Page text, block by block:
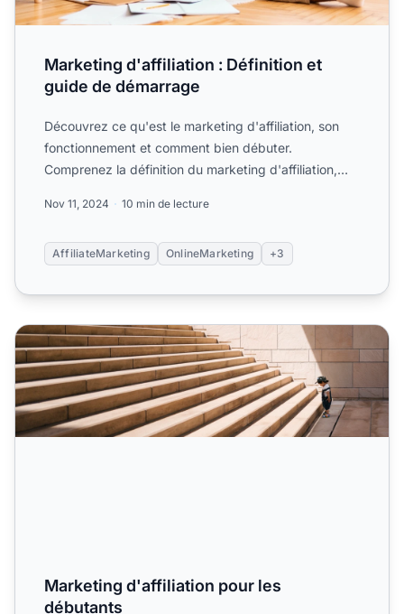
Marketing d'affiliation : Définition et
guide de démarrage
Découvrez ce qu'est le marketing d'affiliation, son
fonctionnement et comment bien débuter.
Comprenez la définition du marketing d'affiliation,
Nov 11, 2024 10 min de lecture
AffiliateMarketing OnlineMarketing +3
Marketing d'affiliation pour les débutants
Marketing d'affiliation pour les
débutants